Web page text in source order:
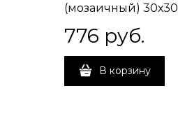
(мозаичный) 30х30
776 руб.
В корзину